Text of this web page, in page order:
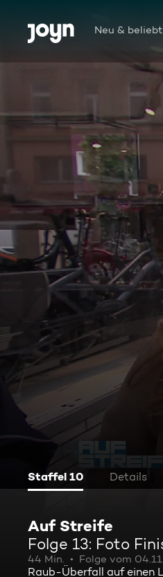
Zum Inhalt springen
Barrierefrei Neu & beliebt
Staffel 10 Details
Auf Streife
Folge 13: Foto
44 Min. Folge vom
Raub-Überfall auf einen